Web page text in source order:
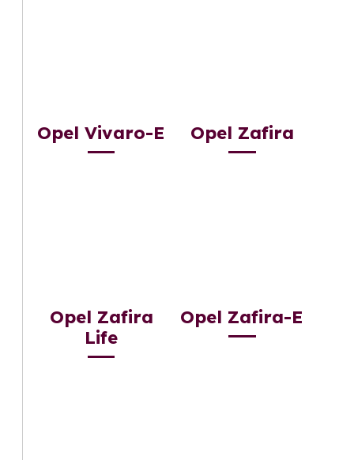
Opel Vivaro-E Opel Zafira
Opel Zafira
Life
Opel Zafira-E